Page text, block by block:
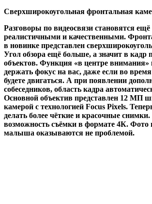
Сверхширокоугольная фронтальная
Разговоры по видеосвязи становятся ещё
реалистичными и качественными.
в новинке представлен
Угол обзора ещё больше, а значит в кадр
объектов. Функция «в центре внимания»
держать фокус на вас, даже если во
будете двигаться. А при появлении
собеседников, область кадра
Основной объектив представлен 12 МП
камерой с технологией Focus Pixels.
делать более чёткие и красочные
возможность съёмки в формате 4К. Фото
малыша оказываются не проблемой.